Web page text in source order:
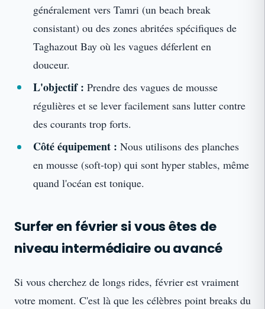
généralement vers Tamri (un beach break
consistant) ou des zones abritées spécifiques de
Taghazout Bay où les vagues déferlent en
douceur.
L'objectif : Prendre des vagues de mousse
régulières et se lever facilement sans lutter contre
des courants trop forts.
Côté équipement : Nous utilisons des planches
en mousse (soft-top) qui sont hyper stables, même
quand l'océan est tonique.
Surfer en février si vous êtes de
niveau intermédiaire ou avancé
Si vous cherchez de longs rides, février est vraiment
votre moment. C'est là que les célèbres point breaks du